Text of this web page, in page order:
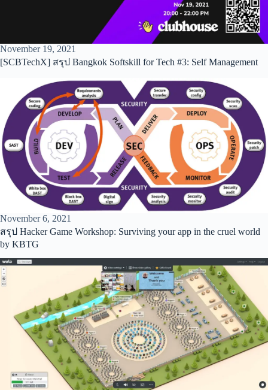
November 19, 2021
[SCBTechX] สรุป Bangkok Softskill for Tech #3: Self Management
November 6, 2021
สรุป Hacker Game Workshop: Surviving your app in the cruel world
by KBTG